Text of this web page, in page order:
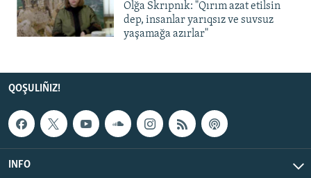
Olğa Skrıpnık: "Qırım azat etilsin
dep, insanlar yarıqsız ve suvsuz
yaşamağa azırlar"
QOŞULIÑIZ!
INFO